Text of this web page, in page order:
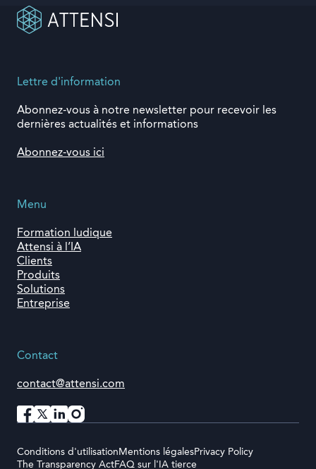
Contact
contact@attensi.com
Lettre d'information
Abonnez-vous à notre newsletter pour recevoir les
dernières actualités et informations
Abonnez-vous ici
Menu
Formation ludique
Attensi à l’IA
Clients
Produits
Solutions
Entreprise
Conditions d'utilisation Mentions légalesPrivacy Policy
The Transparency ActFAQ sur l'IA tierce